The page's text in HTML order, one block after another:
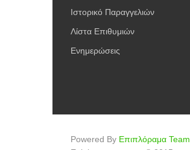
Ιστορικό Παραγγελιών
Λίστα Επιθυμιών
Ενημερώσεις
Powered By Επιπλόραμα Team